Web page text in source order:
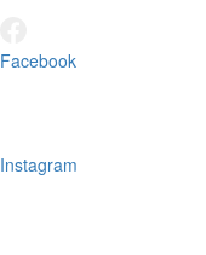
Facebook
Instagram